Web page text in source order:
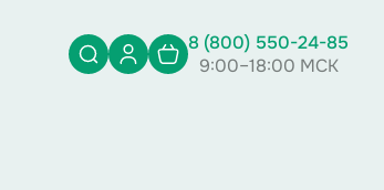
8 (800) 550-24-85
9:00–18:00 МСК